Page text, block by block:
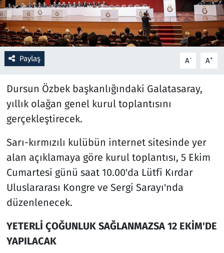
Paylaş A- A+
Dursun Özbek başkanlığındaki Galatasaray,
yıllık olağan genel kurul toplantısını
gerçekleştirecek.
Sarı-kırmızılı kulübün internet sitesinde yer
alan açıklamaya göre kurul toplantısı, 5 Ekim
Cumartesi günü saat 10.00'da Lütfi Kırdar
Uluslararası Kongre ve Sergi Sarayı'nda
düzenlenecek.
YETERLİ ÇOĞUNLUK SAĞLANMAZSA 12 EKİM'DE
YAPILACAK
Rüya Tabirleri
Sağlık
Savunma Sanayi
Seçim 2023
Spor
Teknoloji ve Bilim
Televizyon